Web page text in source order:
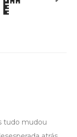
tudo mudou